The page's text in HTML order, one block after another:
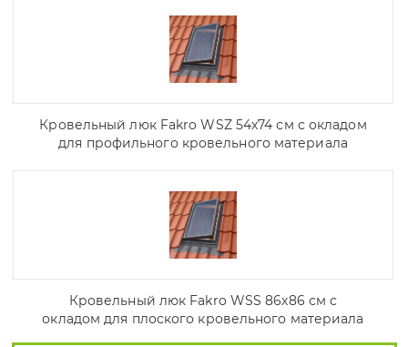
Кровельный люк Fakro WSZ 54х74 см с окладом
для профильного кровельного материала
Кровельный люк Fakro WSS 86х86 см с
окладом для плоского кровельного материала